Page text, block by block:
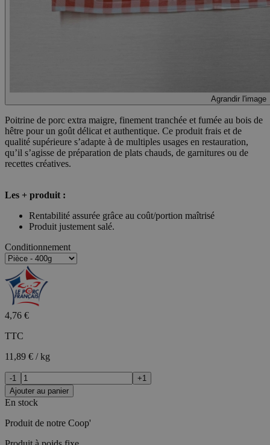
Agrandir l'image
Poitrine de porc extra maigre, finement tranchée et fumée au bois de
hêtre pour un goût délicat et authentique. Ce produit frais et de
qualité supérieure s’adapte à de multiples usages en restauration,
qu’il s’agisse de préparation de plats chauds, de garnitures ou de
recettes créatives.
Les + produit :
Rentabilité assurée grâce au coût/portion maîtrisé
Produit justement salé.
Conditionnement
4,76 €
TTC
11,89 € / kg
-1
+1
Ajouter au panier
En stock
Produit de notre Coop'